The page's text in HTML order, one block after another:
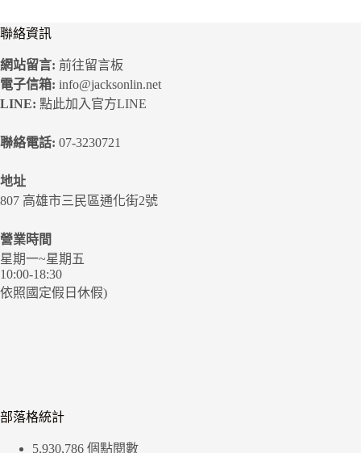
聯絡資訊
網站留言: 前往留言板
電子信箱: info@jacksonlin.net
LINE: 點此加入官方LINE
聯絡電話: 07-3230721
地址
807 高雄市三民區通化街2號
營業時間
星期一~星期五
10:00-18:30
依照國定假日休假)
部落格統計
5,930,786 個點閱數